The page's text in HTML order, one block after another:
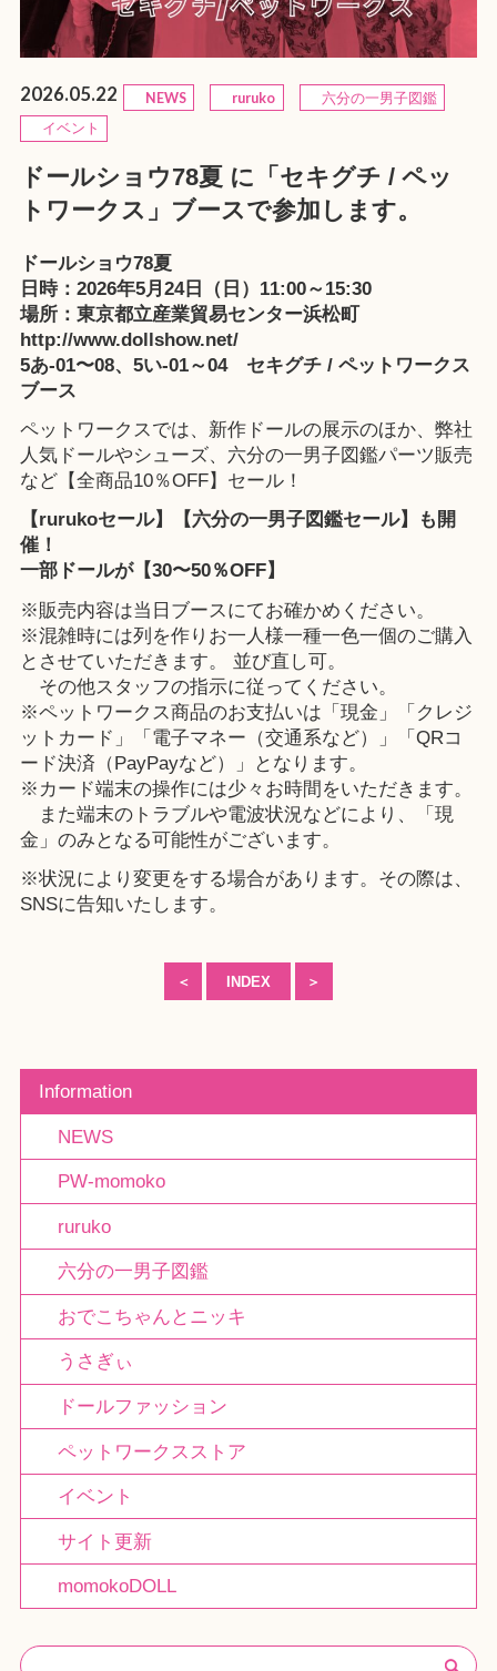
2026.05.22 NEWS ruruko
六分の一男子図鑑
イベント
ドールショウ78夏 に「セキグチ / ペッ
トワークス」ブースで参加します。
ドールショウ78夏
日時：2026年5月24日（日）11:00～15:30
場所：東京都立産業貿易センター浜松町
http://www.dollshow.net/
5あ-01〜08、5い-01～04 セキグチ / ペットワークス
ブース
ペットワークスでは、新作ドールの展示のほか、弊社
人気ドールやシューズ、六分の一男子図鑑パーツ販売
など【全商品10％OFF】セール！
【rurukoセール】【六分の一男子図鑑セール】も開
催！
一部ドールが【30〜50％OFF】
※販売内容は当日ブースにてお確かめください。
※混雑時には列を作りお一人様一種一色一個のご購入
とさせていただきます。 並び直し可。
その他スタッフの指示に従ってください。
※ペットワークス商品のお支払いは「現金」「クレジ
ットカード」「電子マネー（交通系など）」「QRコ
ード決済（PayPayなど）」となります。
※カード端末の操作には少々お時間をいただきます。
また端末のトラブルや電波状況などにより、「現
金」のみとなる可能性がございます。
※状況により変更をする場合があります。その際は、
SNSに告知いたします。
＜ INDEX ＞
Information
NEWS
PW-momoko
ruruko
六分の一男子図鑑
おでこちゃんとニッキ
うさぎぃ
ドールファッション
ペットワークスストア
イベント
サイト更新
momokoDOLL